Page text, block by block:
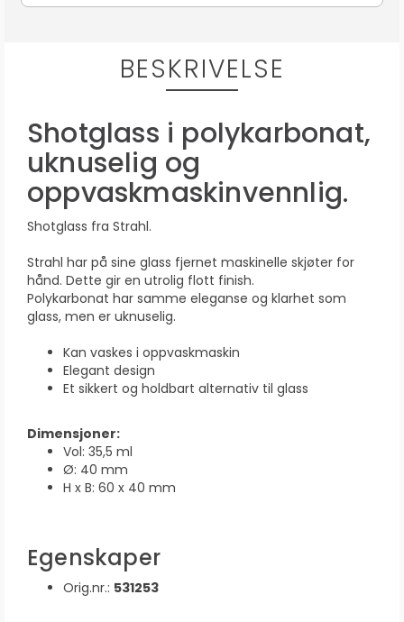
BESKRIVELSE
Shotglass i polykarbonat,
uknuselig og
oppvaskmaskinvennlig.
Shotglass fra Strahl.
Strahl har på sine glass fjernet maskinelle skjøter for
hånd. Dette gir en utrolig flott finish.
Polykarbonat har samme eleganse og klarhet som
glass, men er uknuselig.
Kan vaskes i oppvaskmaskin
Elegant design
Et sikkert og holdbart alternativ til glass
Dimensjoner:
Vol: 35,5 ml
Ø: 40 mm
H x B: 60 x 40 mm
Egenskaper
Orig.nr.: 531253